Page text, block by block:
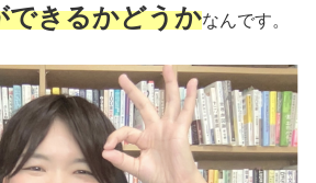
できるかどうかなんです。